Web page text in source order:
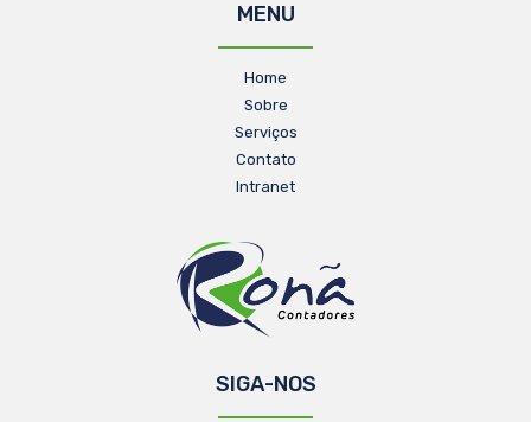
MENU
Home
Sobre
Serviços
Contato
Intranet
SIGA-NOS